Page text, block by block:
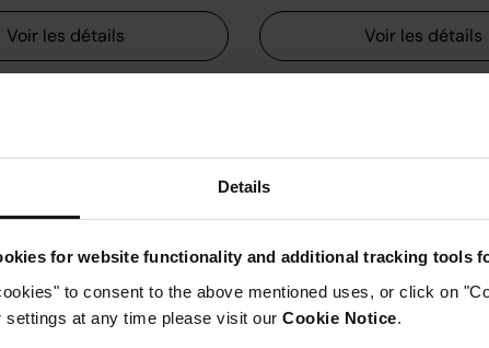
Details
for website functionality and additional tracking tools
to consent to the above mentioned uses, or click on
at any time please visit our Cookie Notice.
Voir les détails Voir les détails